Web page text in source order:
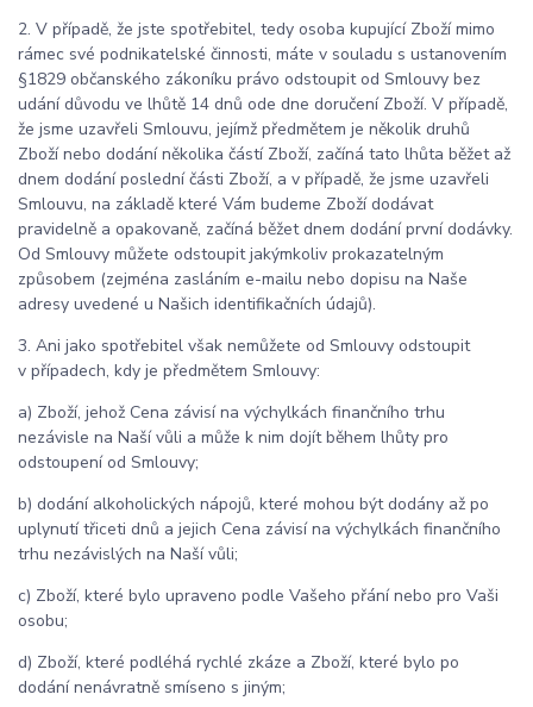
2. V případě, že jste spotřebitel, tedy osoba kupující Zboží mimo
rámec své podnikatelské činnosti, máte v souladu s ustanovením
§1829 občanského zákoníku právo odstoupit od Smlouvy bez
udání důvodu ve lhůtě 14 dnů ode dne doručení Zboží. V případě,
že jsme uzavřeli Smlouvu, jejímž předmětem je několik druhů
Zboží nebo dodání několika částí Zboží, začíná tato lhůta běžet až
dnem dodání poslední části Zboží, a v případě, že jsme uzavřeli
Smlouvu, na základě které Vám budeme Zboží dodávat
pravidelně a opakovaně, začíná běžet dnem dodání první dodávky.
Od Smlouvy můžete odstoupit jakýmkoliv prokazatelným
způsobem (zejména zasláním e-mailu nebo dopisu na Naše
adresy uvedené u Našich identifikačních údajů).
3. Ani jako spotřebitel však nemůžete od Smlouvy odstoupit
v případech, kdy je předmětem Smlouvy:
a) Zboží, jehož Cena závisí na výchylkách finančního trhu
nezávisle na Naší vůli a může k nim dojít během lhůty pro
odstoupení od Smlouvy;
b) dodání alkoholických nápojů, které mohou být dodány až po
uplynutí třiceti dnů a jejich Cena závisí na výchylkách finančního
trhu nezávislých na Naší vůli;
c) Zboží, které bylo upraveno podle Vašeho přání nebo pro Vaši
osobu;
d) Zboží, které podléhá rychlé zkáze a Zboží, které bylo po
dodání nenávratně smíseno s jiným;